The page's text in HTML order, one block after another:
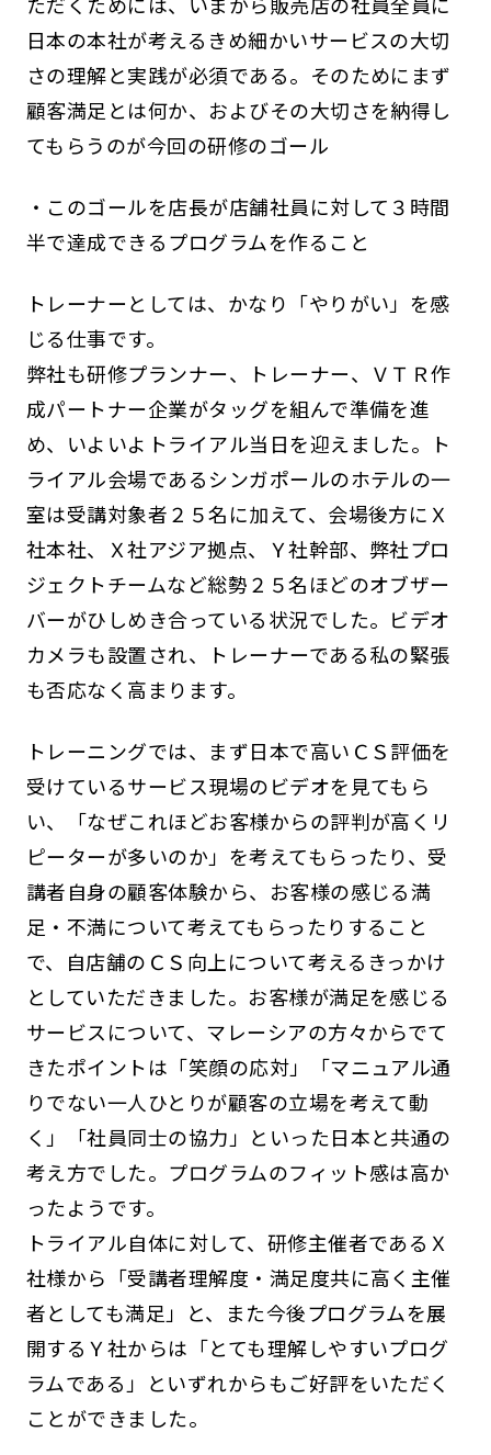
日本の本社が考えるきめ細かいサービスの大切
さの理解と実践が必須である。そのためにまず
顧客満足とは何か、およびその大切さを納得し
てもらうのが今回の研修のゴール
・このゴールを店長が店舗社員に対して３時間
半で達成できるプログラムを作ること
トレーナーとしては、かなり「やりがい」を感
じる仕事です。
弊社も研修プランナー、トレーナー、ＶＴＲ作
成パートナー企業がタッグを組んで準備を進
め、いよいよトライアル当日を迎えました。ト
ライアル会場であるシンガポールのホテルの一
室は受講対象者２５名に加えて、会場後方にＸ
社本社、Ｘ社アジア拠点、Ｙ社幹部、弊社プロ
ジェクトチームなど総勢２５名ほどのオブザー
バーがひしめき合っている状況でした。ビデオ
カメラも設置され、トレーナーである私の緊張
も否応なく高まります。
トレーニングでは、まず日本で高いＣＳ評価を
受けているサービス現場のビデオを見てもら
い、「なぜこれほどお客様からの評判が高くリ
ピーターが多いのか」を考えてもらったり、受
講者自身の顧客体験から、お客様の感じる満
足・不満について考えてもらったりすること
で、自店舗のＣＳ向上について考えるきっかけ
としていただきました。お客様が満足を感じる
サービスについて、マレーシアの方々からでて
きたポイントは「笑顔の応対」「マニュアル通
りでない一人ひとりが顧客の立場を考えて動
く」「社員同士の協力」といった日本と共通の
考え方でした。プログラムのフィット感は高か
ったようです。
トライアル自体に対して、研修主催者であるＸ
社様から「受講者理解度・満足度共に高く主催
者としても満足」と、また今後プログラムを展
開するＹ社からは「とても理解しやすいプログ
ラムである」といずれからもご好評をいただく
ことができました。